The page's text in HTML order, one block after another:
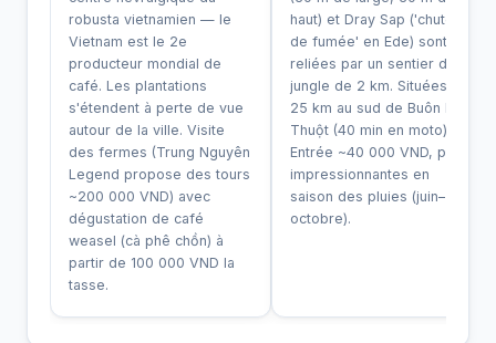
robusta vietnamien — le
Vietnam est le 2e
producteur mondial de
café. Les plantations
s'étendent à perte de vue
autour de la ville. Visite
des fermes (Trung Nguyên
Legend propose des tours
~200 000 VND) avec
dégustation de café
weasel (cà phê chồn) à
partir de 100 000 VND la
tasse.
haut) et Dray Sap ('chutes
de fumée' en Ede) sont
reliées par un sentier de
jungle de 2 km. Situées à
25 km au sud de Buôn Ma
Thuột (40 min en moto).
Entrée ~40 000 VND, plus
impressionnantes en
saison des pluies (juin–
octobre).